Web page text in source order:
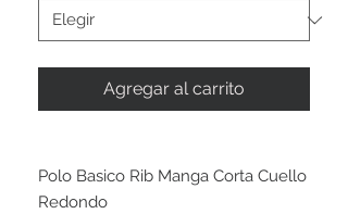
Agregar al carrito
Polo Basico Rib Manga Corta Cuello
Redondo